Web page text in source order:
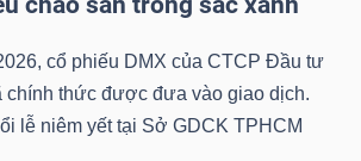
cổ phiếu DMX của CTCP Đầu tư
chính thức được đưa vào giao dịch.
lễ niêm yết tại Sở GDCK TPHCM